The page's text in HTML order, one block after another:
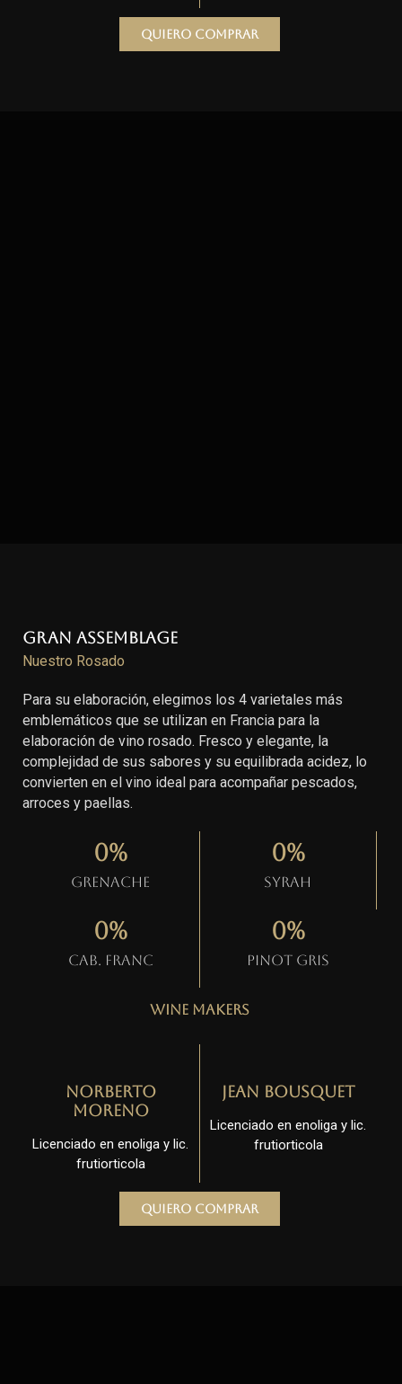
Quiero comprar
Gran Assemblage
Nuestro Rosado
Para su elaboración, elegimos los 4 varietales más
emblemáticos que se utilizan en Francia para la
elaboración de vino rosado. Fresco y elegante, la
complejidad de sus sabores y su equilibrada acidez, lo
convierten en el vino ideal para acompañar pescados,
arroces y paellas.
Grenache
0%
Syrah
0%
Cab. Franc
0%
Pinot gris
0%
Wine Makers
Norberto
Moreno
Licenciado en enoliga y lic.
frutiorticola
Jean Bousquet
Licenciado en enoliga y lic.
frutiorticola
Quiero comprar